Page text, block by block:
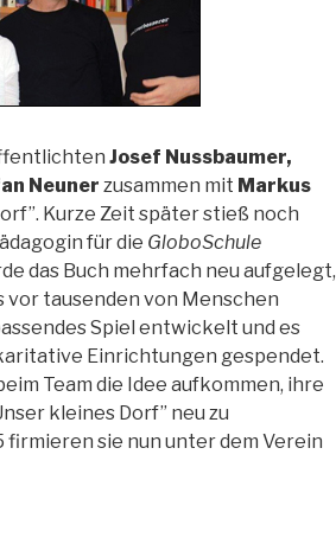
Josef Nussbaumer,
Neuner zusammen mit Markus
Kurze Zeit später stieß noch
für die GloboSchule
das Buch mehrfach neu aufgelegt,
tausenden von Menschen
Spiel entwickelt und es
Einrichtungen gespendet.
Team die Idee aufkommen, ihre
kleines Dorf” neu zu
firmieren sie nun unter dem Verein